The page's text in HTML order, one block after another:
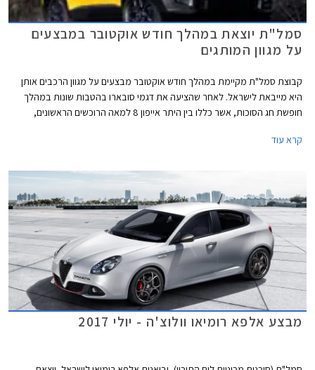
סמל"ת יוצאת במהלך חודש אוקטובר במבצעים
על מגוון המותגים
קבוצת סמל"ת מקיימת במהלך חודש אוקטובר מבצעים על מגוון הרכבים אותן
היא מייבאת לישראל. לאחר שהציעה את דגמי סובארו בהטבות שונות במהלך
חופשת חג הסוכות, אשר כללו בין היתר אייפון 8 למאה הרוכשים הראשונים,
קרא עוד
מבצע אלפא רומיאו וולוצ'ה - יולי 2017